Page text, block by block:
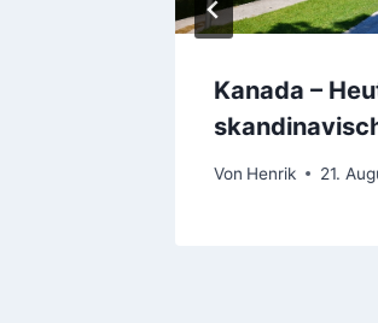
Kanada –
Von Henrik 21.